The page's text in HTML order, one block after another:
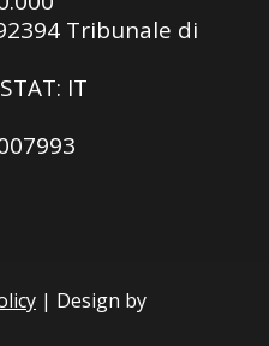
Tribunale di
IT
| Design by